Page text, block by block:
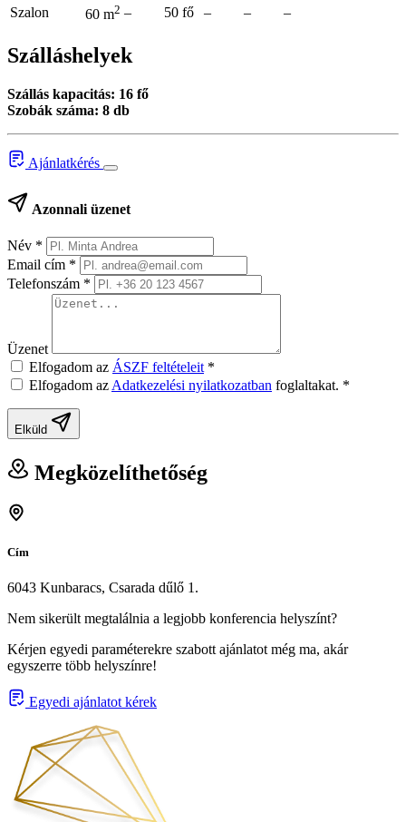
Szalon
60 m2 – 50 fő – – –
Szálláshelyek
Szállás kapacitás: 16 fő
Szobák száma: 8 db
Ajánlatkérés
Azonnali üzenet
Név *
Email cím *
Telefonszám *
Üzenet
Elfogadom az ÁSZF feltételeit *
Elfogadom az Adatkezelési nyilatkozatban foglaltakat. *
Elküld
Megközelíthetőség
Cím
6043 Kunbaracs, Csarada dűlő 1.
Nem sikerült megtalálnia a legjobb konferencia helyszínt?
Kérjen egyedi paraméterekre szabott ajánlatot még ma, akár
egyszerre több helyszínre!
Egyedi ajánlatot kérek